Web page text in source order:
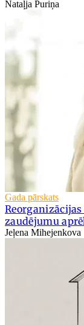
Nataļja Puriņa
Gada pārskats
zaudējumu
Jeļena Mihejenkova